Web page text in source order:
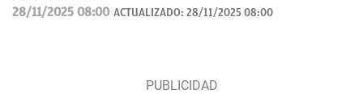
28/11/2025 08:00 ACTUALIZADO: 28/11/2025 08:00